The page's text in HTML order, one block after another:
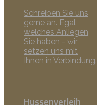
Schreiben Sie uns
gerne an. Egal
welches Anliegen
Sie haben - wir
setzen uns mit
Ihnen in Verbindung.